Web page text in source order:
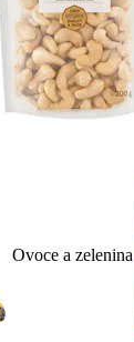
Ovoce a zelenina